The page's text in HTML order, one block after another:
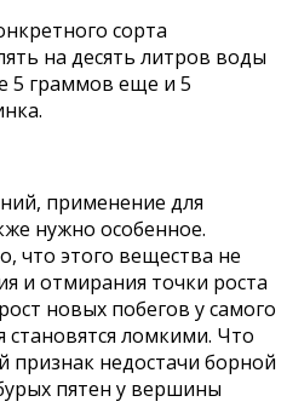
сорта
на десять литров воды
5 граммов еще и 5
применение для
нужно особенное.
что этого вещества не
и отмирания точки роста
новых побегов у самого
ломкими. Что
признак недостачи борной
пятен у вершины